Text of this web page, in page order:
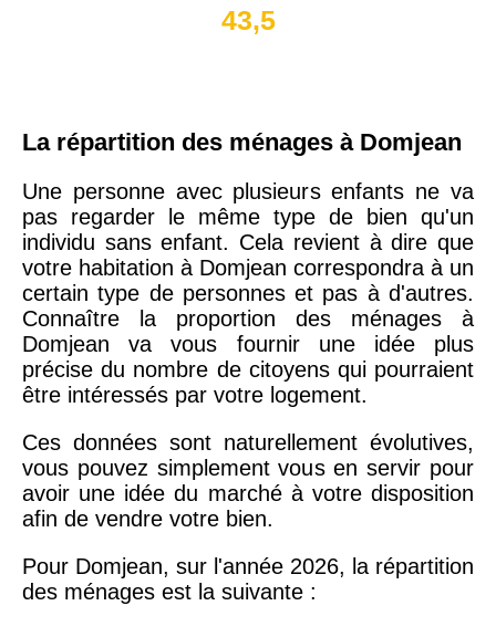
43,5
La répartition des ménages à Domjean
Une personne avec plusieurs enfants ne va
pas regarder le même type de bien qu'un
individu sans enfant. Cela revient à dire que
votre habitation à Domjean correspondra à un
certain type de personnes et pas à d'autres.
Connaître la proportion des ménages à
Domjean va vous fournir une idée plus
précise du nombre de citoyens qui pourraient
être intéressés par votre logement.
Ces données sont naturellement évolutives,
vous pouvez simplement vous en servir pour
avoir une idée du marché à votre disposition
afin de vendre votre bien.
Pour Domjean, sur l'année 2026, la répartition
des ménages est la suivante :